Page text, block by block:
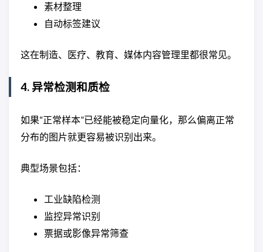
素材整理
自动标签建议
这在制造、医疗、教育、媒体内容管理里都很常见。
4. 异常检测和质检
如果“正常样本”已经能被稳定向量化，那么偏离正常
分布的图片就更容易被识别出来。
典型场景包括：
工业缺陷检测
监控异常识别
票据或影像异常筛查